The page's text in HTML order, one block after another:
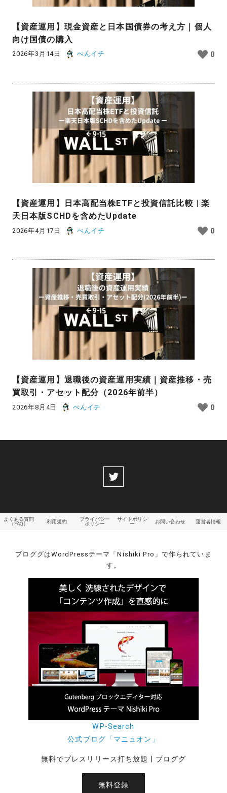
【資産運用】現金資産と日本国債券の考え方｜個人
向け国債の購入
2026年3月14日 ぺんイチ 0
【資産運用】日本高配当株ETFと投資信託比較 | 楽
天日本版SCHDを含めたUpdate
2026年4月17日 ぺんイチ 0
【資産運用】退職後の資産運用実績｜資産推移・売
買取引・アセット配分（2026年前半）
2026年8月4日 ぺんイチ 0
よくある質問
（FAQ）
利用規約
プライバシー
ポリシー
サイトポリシ
ー
お問い合わせ 運営者情報
ブロググはWordPressテーマ「Nishiki Pro」で作られていま
す。
WP-Search
公式ブログ「マニュオン」
無料でプレスリリース打ち放題 | ブロググ
無料登録